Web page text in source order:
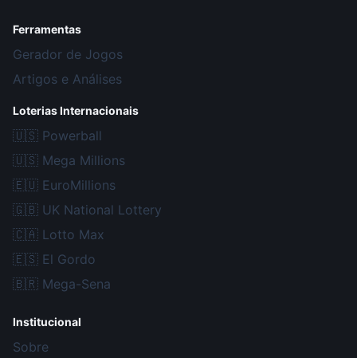
Ferramentas
Gerador de Jogos
Artigos e Análises
Loterias Internacionais
🇺🇸 Powerball
🇺🇸 Mega Millions
🇪🇺 EuroMillions
🇬🇧 UK National Lottery
🇨🇦 Lotto Max
🇪🇸 El Gordo
🇧🇷 Mega-Sena
Institucional
Sobre